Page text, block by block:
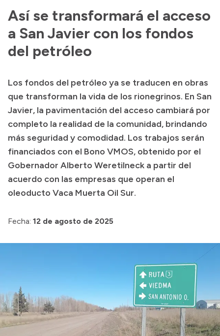
Archivo de noticias
Transparencia
Boletín Oficial
Compras y licitaciones
Consulta de expedientes
Consulta de pago a proveedores
Convocatorias
Intranet
Así se transformará el acceso
a San Javier con los fondos
del petróleo
Los fondos del petróleo ya se traducen en obras
que transforman la vida de los rionegrinos. En San
Javier, la pavimentación del acceso cambiará por
completo la realidad de la comunidad, brindando
más seguridad y comodidad. Los trabajos serán
financiados con el Bono VMOS, obtenido por el
Gobernador Alberto Weretilneck a partir del
acuerdo con las empresas que operan el
oleoducto Vaca Muerta Oil Sur.
Fecha: 12 de agosto de 2025